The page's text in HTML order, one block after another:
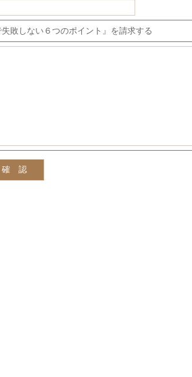
失敗しない６つのポイント』を請求する